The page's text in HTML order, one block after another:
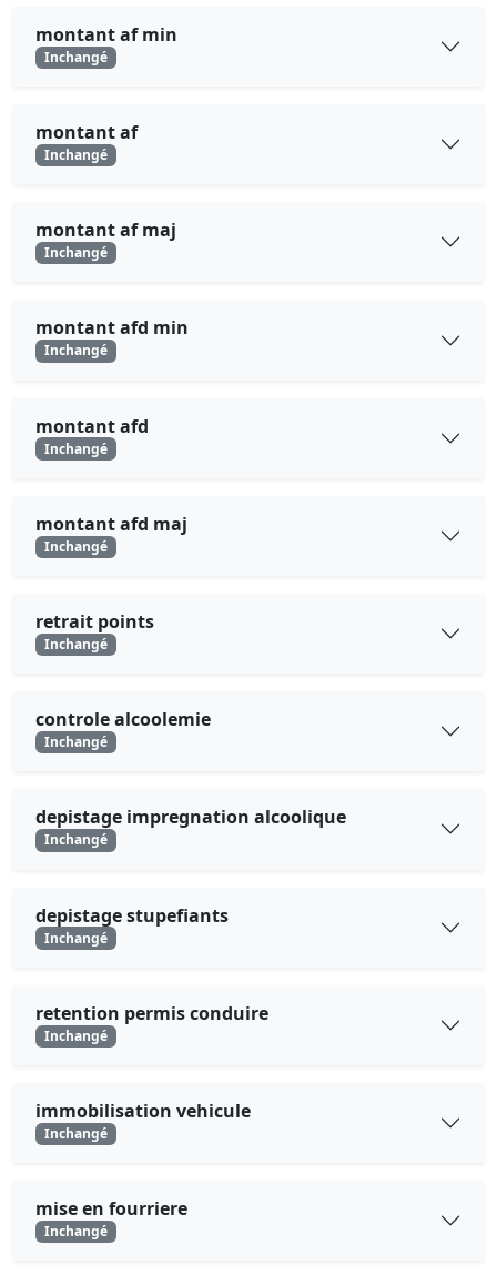
montant af min
Inchangé
montant af
Inchangé
montant af maj
Inchangé
montant afd min
Inchangé
montant afd
Inchangé
montant afd maj
Inchangé
retrait points
Inchangé
controle alcoolemie
Inchangé
depistage impregnation alcoolique
Inchangé
depistage stupefiants
Inchangé
retention permis conduire
Inchangé
immobilisation vehicule
Inchangé
mise en fourriere
Inchangé